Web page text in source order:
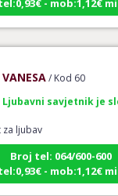
ljubav
Broj tel: 064/600-600
tel:0,93€ - mob:1,12€ min